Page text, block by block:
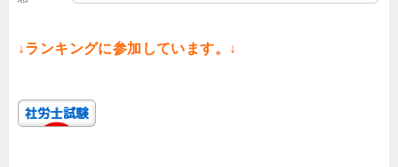
↓ランキングに参加しています。↓